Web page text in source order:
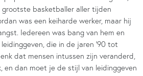
basketballer aller tijden
was een keiharde werker, maar hij
Iedereen was bang van hem en
die in de jaren ’90 tot
dat mensen intussen zijn veranderd,
en dan moet je de stijl van leidinggeven